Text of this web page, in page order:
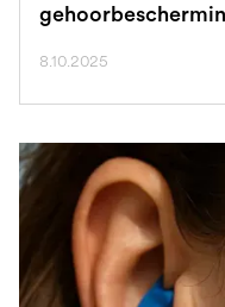
8.10.2025